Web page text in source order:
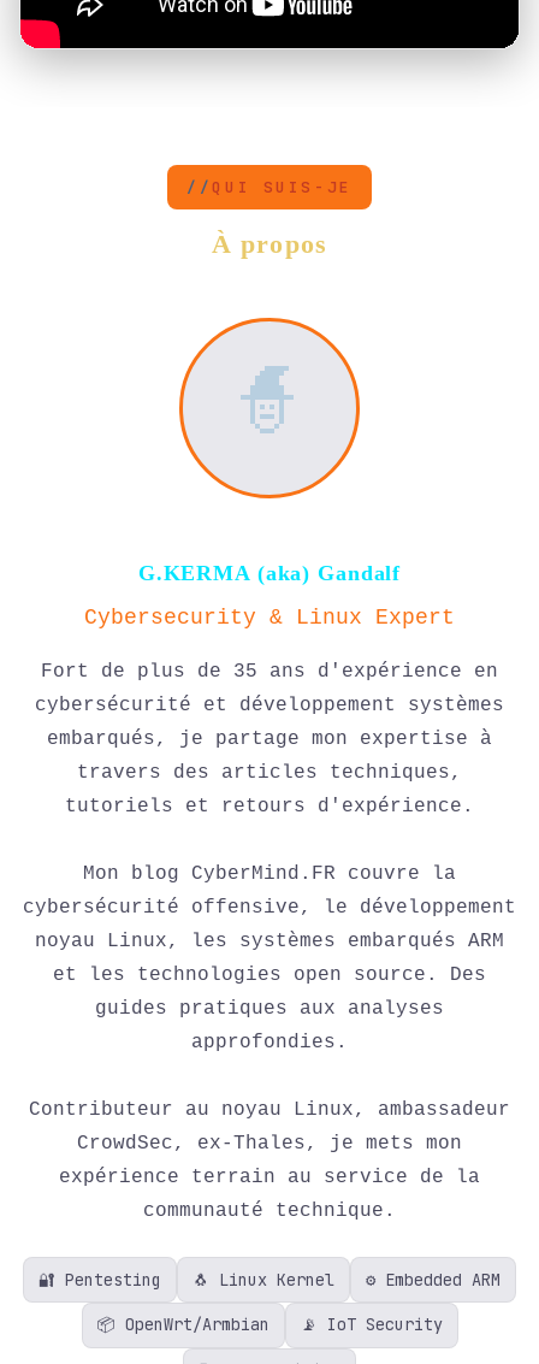
QUI SUIS-JE
À propos
🧙
G.KERMA (aka) Gandalf
Cybersecurity & Linux Expert
Fort de plus de 35 ans d'expérience en
cybersécurité et développement systèmes
embarqués, je partage mon expertise à
travers des articles techniques,
tutoriels et retours d'expérience.
Mon blog CyberMind.FR couvre la
cybersécurité offensive, le développement
noyau Linux, les systèmes embarqués ARM
et les technologies open source. Des
guides pratiques aux analyses
approfondies.
Contributeur au noyau Linux, ambassadeur
CrowdSec, ex-Thales, je mets mon
expérience terrain au service de la
communauté technique.
🔐 Pentesting 🐧 Linux Kernel ⚙️ Embedded ARM
📦 OpenWrt/Armbian 📡 IoT Security